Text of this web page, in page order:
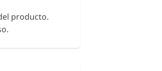
producto.